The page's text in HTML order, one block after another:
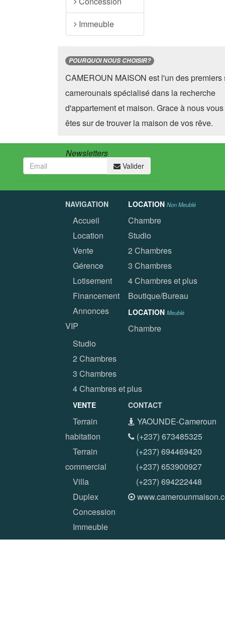
Immeuble
POURQUOI NOUS CHOISIR?
CAMEROUN MAISON est l'un des premiers
camerounais spécialisé dans la recherche
d'appartement et maison. Grace à nous vous
êtes sur de trouver la maison de vos rêve.
Newsletters
Valider
NAVIGATION
Accueil
Location
Vente
Gérence
Lotisement
Financement
Annonces
VIP
LOCATION Non Meublé
Chambre
Studio
2 Chambres
3 Chambres
4 Chambres et plus
Boutique/Bureau
LOCATION Meublé
Chambre
Studio
2 Chambres
3 Chambres
4 Chambres et plus
VENTE
Terrain
habitation
Terrain
commercial
Villa
Duplex
Concession
Immeuble
CONTACT
YAOUNDE-Cameroun
(+237) 673485325
(+237) 694469420
(+237) 653900927
(+237) 694222448